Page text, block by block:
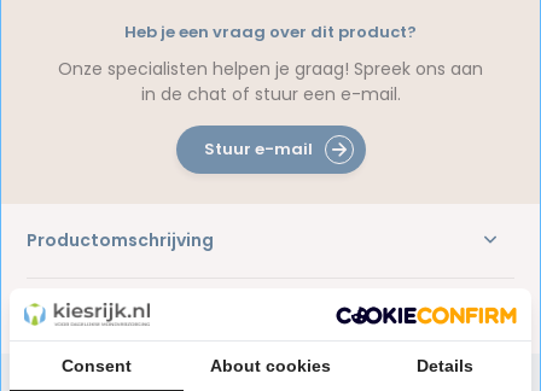
Productomschrijving
Reviews
Heb je een vraag over dit product?
Onze specialisten helpen je graag! Spreek ons aan
in de chat of stuur een e-mail.
Stuur e-mail
Consent About cookies Details